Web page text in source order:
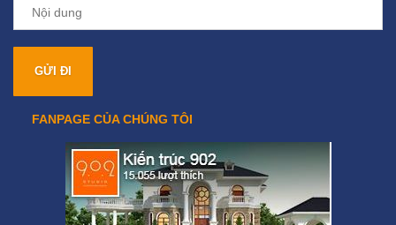
FANPAGE CỦA CHÚNG TÔI